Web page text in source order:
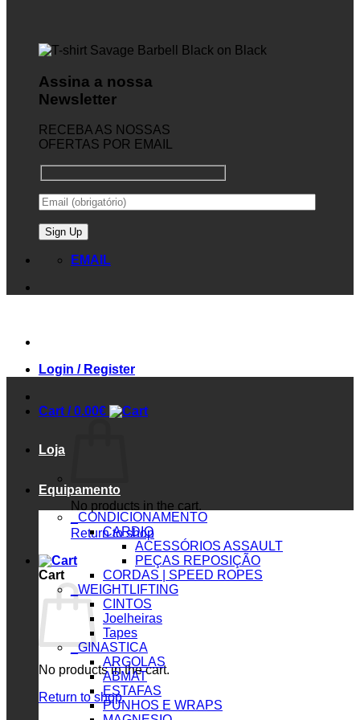
Assina a nossa
Newsletter
RECEBA AS NOSSAS
OFERTAS POR EMAIL
EMAIL
Login / Register
Cart /0.00€
No products in the cart.
Return to shop
Cart
No products in the cart.
Return to shop
Loja
Equipamento
_CONDICIONAMENTO
CARDIO
ACESSÓRIOS ASSAULT
PEÇAS REPOSIÇÃO
CORDAS | SPEED ROPES
_WEIGHTLIFTING
CINTOS
Joelheiras
Tapes
_GINASTICA
ARGOLAS
ABMAT
ESTAFAS
PUNHOS E WRAPS